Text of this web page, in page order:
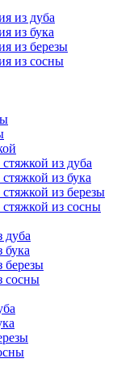
из дуба
из бука
из березы
из сосны
из дуба
из бука
из березы
из сосны
дуба
березы
сосны